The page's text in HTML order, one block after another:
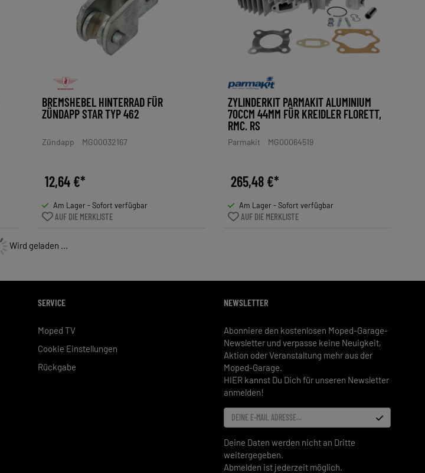
BREMSHEBEL HINTERRAD FÜR
ZÜNDAPP STAR TYP 462
Zündapp MG00032167
12,64 €*
Am Lager - Sofort verfügbar
AUF DIE MERKLISTE
ZYLINDERKIT PARMAKIT ALUMINIUM
70CCM 44MM FÜR KREIDLER FLORETT,
RMC, RS
Parmakit MG00064519
265,48 €*
Am Lager - Sofort verfügbar
AUF DIE MERKLISTE
Wird geladen ...
SERVICE
Moped TV
Cookie Einstellungen
Rückgabe
NEWSLETTER
Abonniere den kostenlosen Moped-Garage-
Newsletter und verpasse keine Neuigkeit,
Aktion oder Veranstaltung mehr aus der
Moped-Garage.
HIER kannst Du Dich für unseren Newsletter
anmelden!
DEINE E-MAIL ADRESSE...
Deine Daten werden nicht an Dritte
weitergegeben.
Abmelden ist jederzeit möglich.